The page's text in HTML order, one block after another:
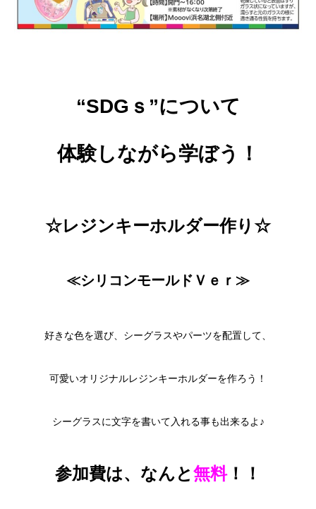
“SDGｓ”について
体験しながら学ぼう！
☆レジンキーホルダー作り☆
≪シリコンモールドＶｅｒ≫
好きな色を選び、シーグラスやパーツを配置して、
可愛いオリジナルレジンキーホルダーを作ろう！
シーグラスに文字を書いて入れる事も出来るよ♪
参加費は、なんと無料！！